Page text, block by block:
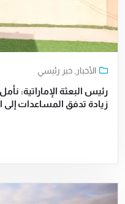
الأخبار ,خبر رئيسي
رئيس البعثة الإماراتية:
زيادة تدفق المساعدات إلى